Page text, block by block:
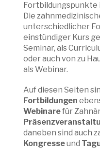
Fortbildungspunkte
Die
unterschiedlicher
einstündiger Kurs
Seminar, als
oder auch von zu
als Webinar.
Auf diesen Seiten
Fortbildungen
Webinarefür
daneben sind auch
Kongresseund